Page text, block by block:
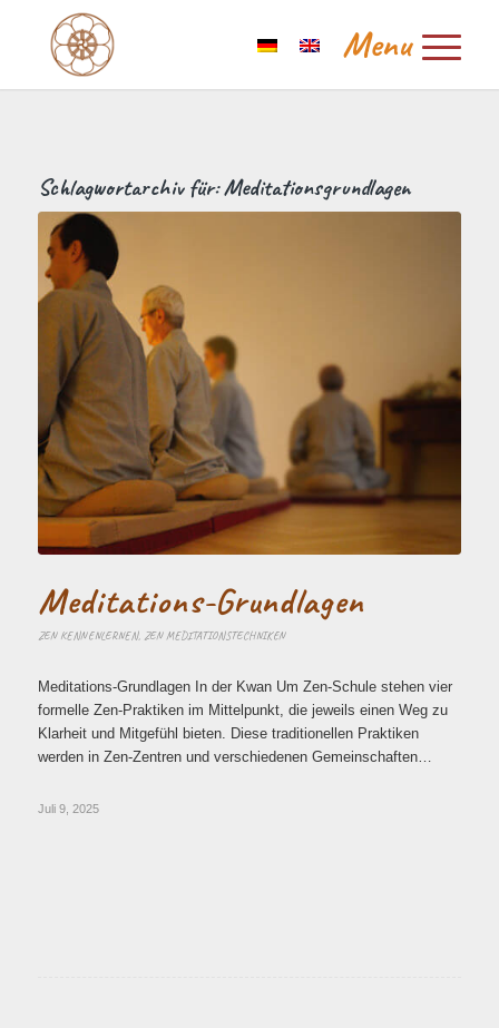
Schlagwortarchiv für:Meditationsgrundlagen
Meditations-Grundlagen
ZEN KENNENLERNEN, ZEN MEDITATIONSTECHNIKEN
Meditations-Grundlagen In der Kwan Um Zen-Schule stehen vier
formelle Zen-Praktiken im Mittelpunkt, die jeweils einen Weg zu
Klarheit und Mitgefühl bieten. Diese traditionellen Praktiken
werden in Zen-Zentren und verschiedenen Gemeinschaften…
Juli 9, 2025